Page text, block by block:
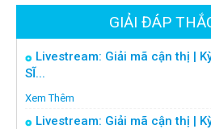
GIẢI ĐÁP
Livestream: Giải mã cận thị |
SĨ...
Xem Thêm
Livestream: Giải mã cận thị |